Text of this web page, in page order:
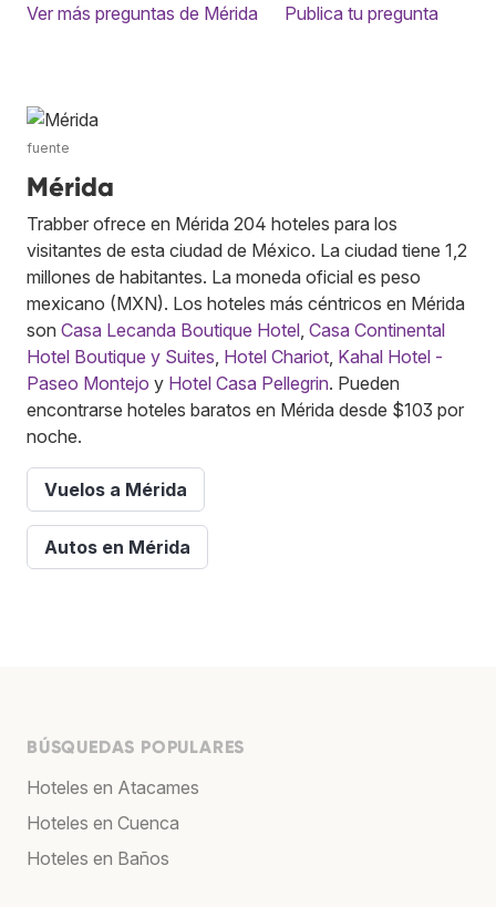
Ver más preguntas de Mérida
Publica tu pregunta
fuente
Mérida
Trabber ofrece en Mérida 204 hoteles para los
visitantes de esta ciudad de México. La ciudad tiene 1,2
millones de habitantes. La moneda oficial es peso
mexicano (MXN). Los hoteles más céntricos en Mérida
son Casa Lecanda Boutique Hotel Casa Continental
Hotel Boutique y Suites Hotel Chariot Kahal Hotel -
Paseo Montejo y Hotel Casa Pellegrin. Pueden
encontrarse hoteles baratos en Mérida desde $103 por
noche.
Vuelos a Mérida
Autos en Mérida
BÚSQUEDAS POPULARES
Hoteles en Atacames
Hoteles en Cuenca
Hoteles en Baños